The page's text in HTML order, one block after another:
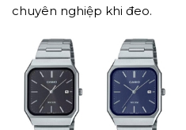
chuyên nghiệp khi đeo.